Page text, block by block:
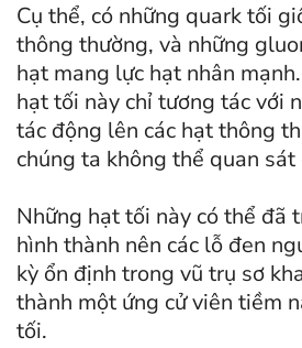
Cụ thể, có những quark tối
thông thường, và những
hạt mang lực hạt nhân
hạt tối này chỉ tương tác với
tác động lên các hạt thông
chúng ta không thể quan sát
Những hạt tối này có thể đã
hình thành nên các lỗ đen
kỳ ổn định trong vũ trụ sơ
thành một ứng cử viên tiềm
tối.